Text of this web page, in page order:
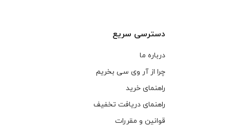
دسترسی سریع
درباره ما
چرا از آر وی سی بخریم
راهنمای خرید
راهنمای دریافت تخفیف
قوانین و مقررات